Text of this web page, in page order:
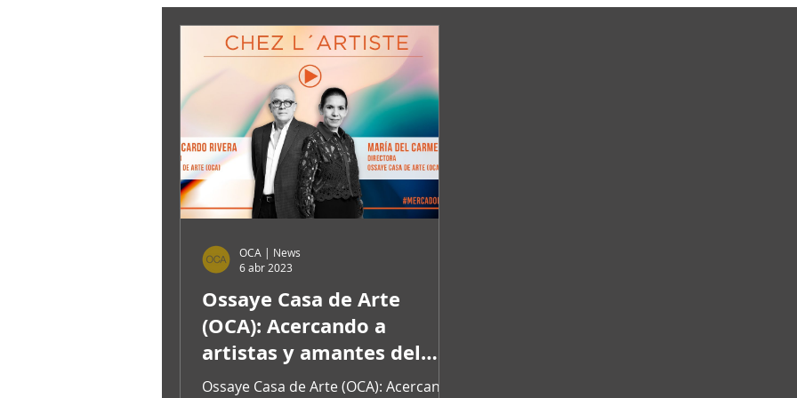
Ossaye Casa de Arte
(OCA): Acercando a
artistas y amantes del
arte
Ossaye Casa de Arte (OCA): Acercando
OCA | News
6 abr 2023